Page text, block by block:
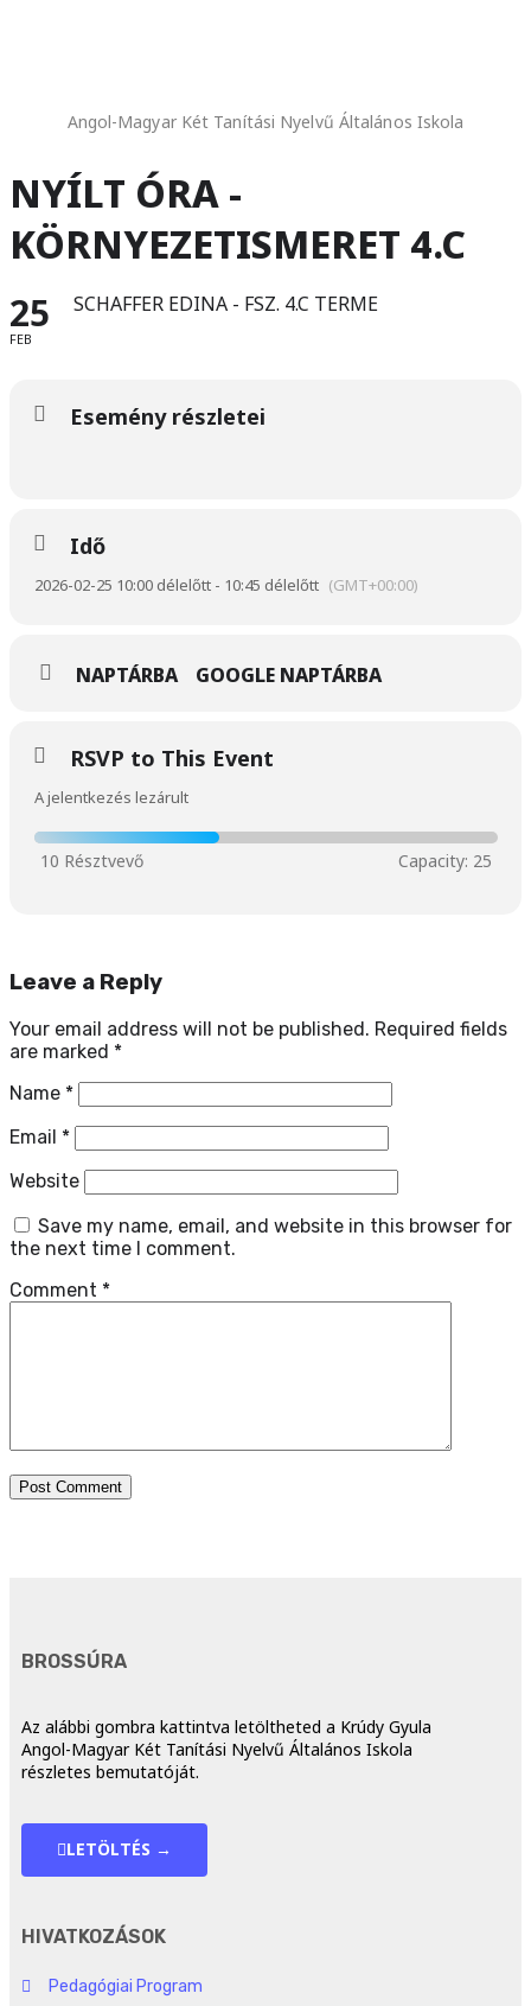
Angol-Magyar Két Tanítási Nyelvű Általános Iskola
NYÍLT ÓRA -
KÖRNYEZETISMERET 4.C
25
FEB
SCHAFFER EDINA - FSZ. 4.C TERME
Esemény részletei
Idő
2026-02-25 10:00 délelőtt - 10:45 délelőtt (GMT+00:00)
NAPTÁRBA GOOGLE NAPTÁRBA
RSVP to This Event
A jelentkezés lezárult
Leave a Reply
Your email address will not be published. Required fields
are marked *
Name *
Email *
Website
Save my name, email, and website in this browser for
the next time I comment.
Comment *
BROSSÚRA
Az alábbi gombra kattintva letöltheted a Krúdy Gyula
Angol-Magyar Két Tanítási Nyelvű Általános Iskola
részletes bemutatóját.
LETÖLTÉS →
HIVATKOZÁSOK
Pedagógiai Program